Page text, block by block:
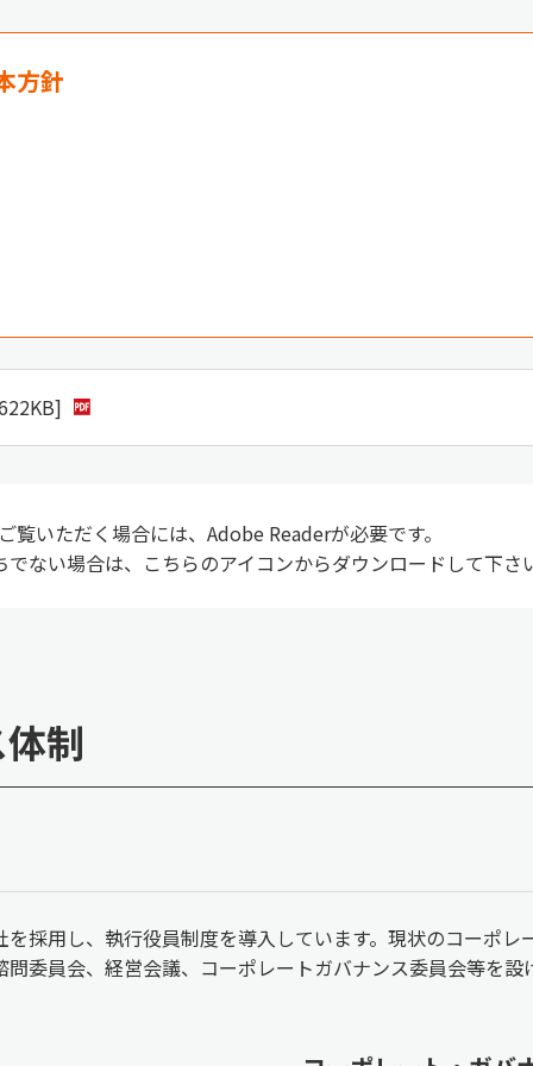
方針
覧いただく場合には、Adobe Readerが必要です。
ない場合は、こちらのアイコンからダウンロードして下さ
制
採用し、執行役員制度を導入しています。現状のコーポ
委員会、経営会議、コーポレートガバナンス委員会等を